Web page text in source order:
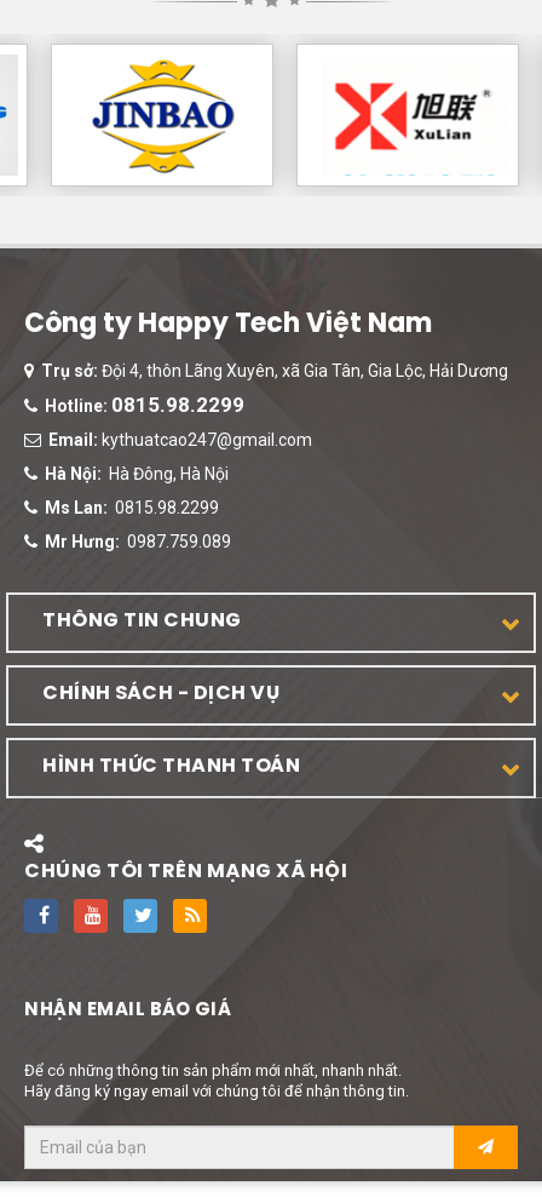
Công ty Happy Tech Việt Nam
Trụ sở: Đội 4, thôn Lãng Xuyên, xã Gia Tân, Gia Lộc, Hải Dương
Hotline: 0815.98.2299
Email: kythuatcao247@gmail.com
Hà Nội: Hà Đông, Hà Nội
Ms Lan: 0815.98.2299
Mr Hưng: 0987.759.089
THÔNG TIN CHUNG
CHÍNH SÁCH - DỊCH VỤ
HÌNH THỨC THANH TOÁN
CHÚNG TÔI TRÊN MẠNG XÃ HỘI
NHẬN EMAIL BÁO GIÁ
Để có những thông tin sản phẩm mới nhất, nhanh nhất.
Hãy đăng ký ngay email với chúng tôi để nhận thông tin.